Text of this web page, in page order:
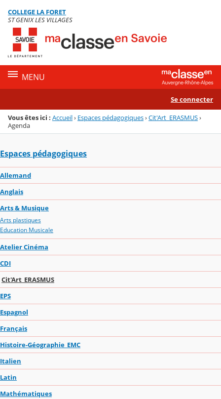
Menu de la rubrique
Contenu
COLLEGE LA FORET
ST GENIX LES VILLAGES
MENU
Se connecter
Vous êtes ici : Accueil› Espaces pédagogiques›Cit'Art_ERASMUS›
Agenda
Espaces pédagogiques
Allemand
Anglais
Arts & Musique
Arts plastiques
Education Musicale
Atelier Cinéma
CDI
Cit'Art_ERASMUS
EPS
Espagnol
Français
Histoire-Géographie_EMC
Italien
Latin
Mathématiques